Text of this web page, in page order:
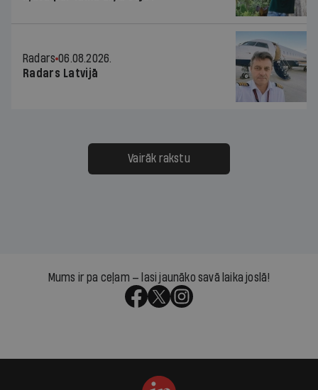
Radars 06.08.2026.
Radars Latvijā
Vairāk rakstu
Mums ir pa ceļam — lasi jaunāko savā laika joslā!